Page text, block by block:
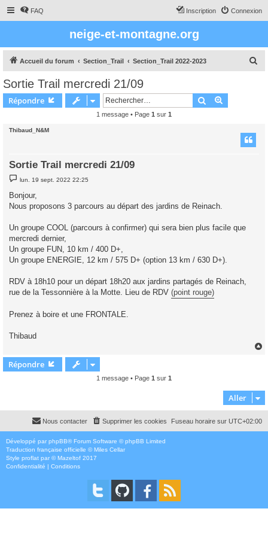
FAQ Connexion
Inscription
neige-et-montagne.org
Accueil du forum Section_Trail Section_Trail 2022-2023
Sortie Trail mercredi 21/09
Répondre Rechercher
1 message • Page 1 sur 1
Thibaud_N&M
Sortie Trail mercredi 21/09
M
e
s
a
lun. 19 sept. 2022 22:25
Bonjour,
Nous proposons 3 parcours au départ des jardins de Reinach.
Un groupe COOL (parcours à confirmer) qui sera bien plus facile que
mercredi dernier,
Un groupe FUN, 10 km / 400 D+,
Un groupe ENERGIE, 12 km / 575 D+ (option 13 km / 630 D+).
RDV à 18h10 pour un départ 18h20 aux jardins partagés de Reinach,
rue de la Tessonnière à la Motte. Lieu de RDV (point rouge)
Prenez à boire et une FRONTALE.
Thibaud
Répondre
1 message • Page 1 sur 1
Aller
Fuseau horaire sur UTC+02:00
Supprimer les cookies
Nous contacter
Développé par phpBB® Forum Software © phpBB Limited
Traduction française officielle ©Miles Cellar
Style proflat par ©Mazeltof 2017
Confidentialité | Conditions